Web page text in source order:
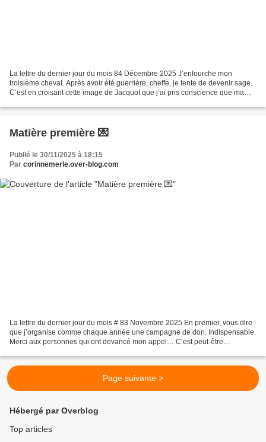
La lettre du dernier jour du mois 84 Décembre 2025 J’enfourche mon
troisième cheval. Après avoir été guerrière, cheffe, je tente de devenir sage.
C’est en croisant cette image de Jacquot que j’ai pris conscience que ma
Matière première 💌
Publié le 30/11/2025 à 18:15
Par corinnemerle.over-blog.com
La lettre du dernier jour du mois # 83 Novembre 2025 En premier, vous dire
que j’organise comme chaque année une campagne de don. Indispensable.
Merci aux personnes qui ont devancé mon appel… C’est peut-être
Page suivante >
Hébergé par Overblog
Top articles